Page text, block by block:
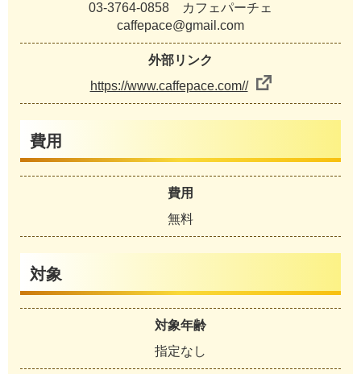
03-3764-0858 カフェパーチェ
caffepace@gmail.com
外部リンク
https://www.caffepace.com//
費用
費用
無料
対象
対象年齢
指定なし